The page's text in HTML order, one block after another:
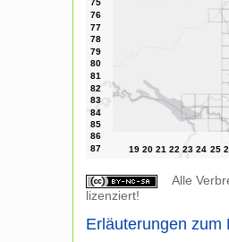
Alle
lizenziert!
Erläuterungen zum